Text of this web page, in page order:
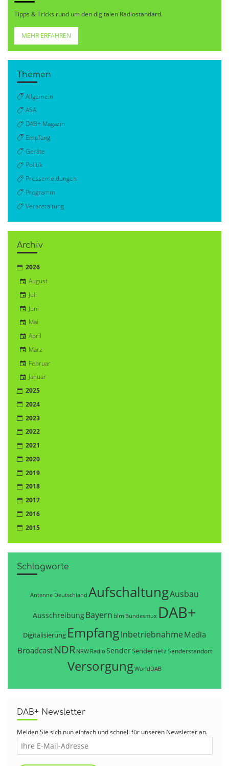
Tipps & Tricks rund um den digitalen Radiostandard.
MEHR ERFAHREN
Themen
Allgemein
ASA
DAB+ Magazin
Empfang
Geräte
Politik
Pressemeldungen
Programm
Veranstaltung
Archiv
2026
August
Juli
Juni
Mai
April
März
Februar
Januar
2025
2024
2023
2022
2021
2020
2019
2018
2017
2016
2015
Schlagworte
Antenne Deutschland AufschaltungAusbau
AusschreibungBayern blm Bundesmux DAB+
Digitalisierung EmpfangInbetriebnahme Media
Broadcast NDR NRW Radio SenderSendernetzSenderstandort
VersorgungWorldDAB
DAB+ Newsletter
Melden Sie sich nun einfach und schnell für unseren Newsletter an.